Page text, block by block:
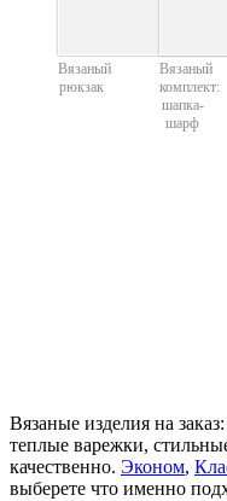
Вязаный
рюкзак
Вязаный
комплект:
шапка-
шарф
Вязаные изделия на
теплые варежки,
качественно. Эконом,
выберете что именно